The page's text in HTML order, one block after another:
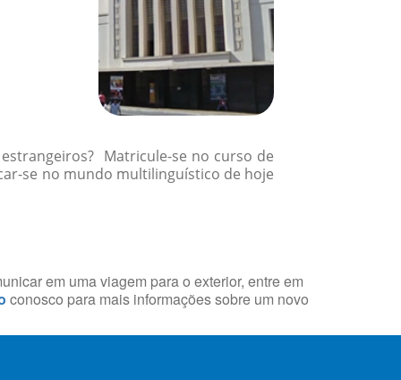
Matricule-se no curso de
se no mundo multilinguístico de hoje
em uma viagem para o exterior, entre em
conosco para mais informações sobre um novo